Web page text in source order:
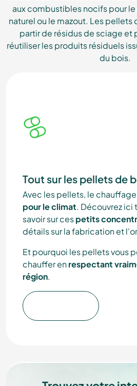
aux combustibles nocifs pour
naturel ou le mazout. Les pellets
partir de résidus de sciage et
réutiliser les produits résiduels
du bois.
Tout sur les pellets de
Avec les pellets, le
pour le climat. Découvrez
savoir sur cespetits
détails sur la fabrication et
Et pourquoi les pellets vous
chauffer enrespectant
région.